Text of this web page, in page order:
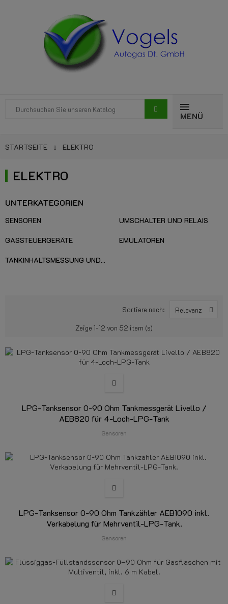
MENÜ
STARTSEITE ELEKTRO
ELEKTRO
UNTERKATEGORIEN
SENSOREN UMSCHALTER UND RELAIS
GASSTEUERGERÄTE EMULATOREN
TANKINHALTSMESSUNG UND...
Sortiere nach: Relevanz
Zeige 1-12 von 52 item (s)
LPG-Tanksensor 0-90 Ohm Tankmessgerät Livello /
AEB820 für 4-Loch-LPG-Tank
Sensoren
LPG-Tanksensor 0-90 Ohm Tankzähler AEB1090 inkl.
Verkabelung für Mehrventil-LPG-Tank.
Sensoren